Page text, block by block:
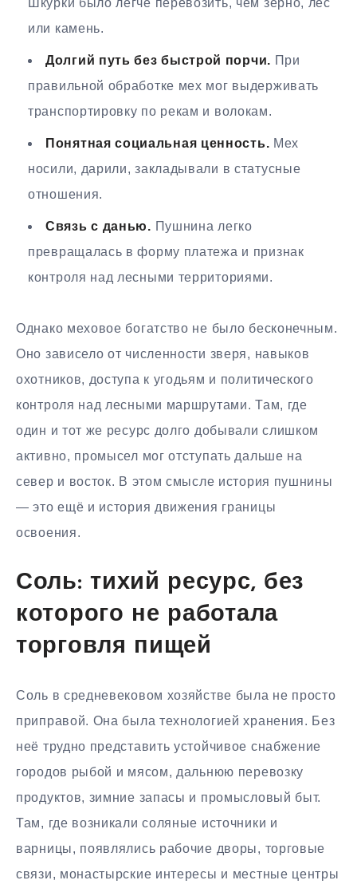
или камень.
Долгий путь без быстрой порчи. При
правильной обработке мех мог выдерживать
транспортировку по рекам и волокам.
Понятная социальная ценность. Мех
носили, дарили, закладывали в статусные
отношения.
Связь с данью. Пушнина легко
превращалась в форму платежа и признак
контроля над лесными территориями.
Однако меховое богатство не было бесконечным.
Оно зависело от численности зверя, навыков
охотников, доступа к угодьям и политического
контроля над лесными маршрутами. Там, где
один и тот же ресурс долго добывали слишком
активно, промысел мог отступать дальше на
север и восток. В этом смысле история пушнины
— это ещё и история движения границы
освоения.
Соль: тихий ресурс, без
которого не работала
торговля пищей
Соль в средневековом хозяйстве была не просто
приправой. Она была технологией хранения. Без
неё трудно представить устойчивое снабжение
городов рыбой и мясом, дальнюю перевозку
продуктов, зимние запасы и промысловый быт.
Там, где возникали соляные источники и
варницы, появлялись рабочие дворы, торговые
связи, монастырские интересы и местные центры